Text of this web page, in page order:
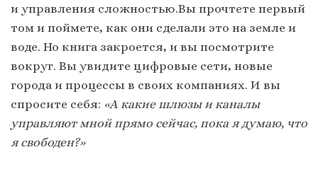
и управления сложностью.Вы прочтете первый
том и поймете, как они сделали это на земле и
воде. Но книга закроется, и вы посмотрите
вокруг. Вы увидите цифровые сети, новые
города и процессы в своих компаниях. И вы
спросите себя: «А какие шлюзы и каналы
управляют мной прямо сейчас, пока я думаю, что
я свободен?»